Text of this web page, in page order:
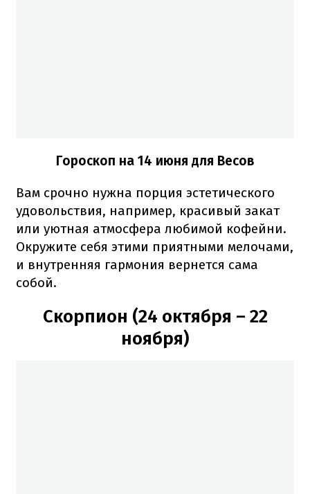
Гороскоп на 14 июня для Весов
Вам срочно нужна порция эстетического
удовольствия, например, красивый закат
или уютная атмосфера любимой кофейни.
Окружите себя этими приятными мелочами,
и внутренняя гармония вернется сама
собой.
Скорпион (24 октября – 22
ноября)